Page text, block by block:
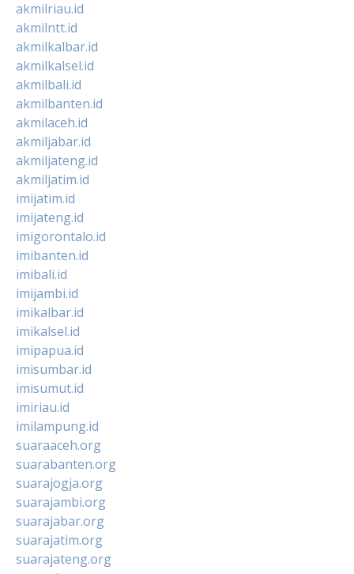
akmilriau.id
akmilntt.id
akmilkalbar.id
akmilkalsel.id
akmilbali.id
akmilbanten.id
akmilaceh.id
akmiljabar.id
akmiljateng.id
akmiljatim.id
imijatim.id
imijateng.id
imigorontalo.id
imibanten.id
imibali.id
imijambi.id
imikalbar.id
imikalsel.id
imipapua.id
imisumbar.id
imisumut.id
imiriau.id
imilampung.id
suaraaceh.org
suarabanten.org
suarajogja.org
suarajambi.org
suarajabar.org
suarajatim.org
suarajateng.org